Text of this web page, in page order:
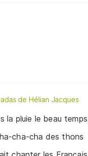
de Hélian Jacques
la pluie le beau temps
cha-cha des thons